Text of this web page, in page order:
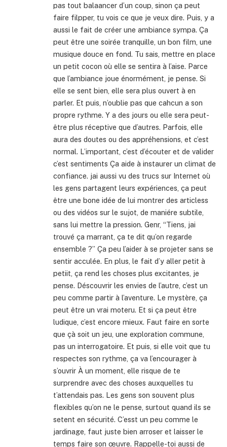
pas tout balaancer d’un coup, sinon ça peut
faire filpper, tu vois ce que je veux dire. Puis, y a
aussi le fait de créer une ambiance sympa. Ça
peut être une soirée tranquille, un bon film, une
musique douce en fond. Tu sais, mettre en place
un petit cocon où elle se sentira à l’aise. Parce
que l’ambiance joue énormément, je pense. Si
elle se sent bien, elle sera plus ouvert à en
parler. Et puis, n’oublie pas que cahcun a son
propre rythme. Y a des jours ou elle sera peut-
être plus réceptive que d’autres. Parfois, elle
aura des doutes ou des appréhensions, et c’est
normal. L’important, c’est d’écouter et de valider
c’est sentiments Ça aide à instaurer un climat de
confiance. jai aussi vu des trucs sur Internet où
les gens partagent leurs expériences, ça peut
être une bone idée de lui montrer des articless
ou des vidéos sur le sujot, de maniére subtile,
sans lui mettre la pression. Genr, “Tiens, jai
trouvé ça marrant, ça te dit qu’on regarde
ensemble ?” Ça peu l’aider à se projeter sans se
sentir acculée. En plus, le fait d’y aller petit à
petiit, ça rend les choses plus excitantes, je
pense. Déscouvrir les envies de l’autre, c’est un
peu comme partir à l’aventure. Le mystère, ça
peut être un vrai moteru. Et si ça peut être
ludique, c’est encore mieux. Faut faire en sorte
que çà soit un jeu, une exploration commune,
pas un interrogatoire. Et puis, si elle voit que tu
respectes son rythme, ça va l’encourager à
s’ouvrir À un moment, elle risque de te
surprendre avec des choses auxquelles tu
t’attendais pas. Les gens son souvent plus
flexibles qu’on ne le pense, surtout quand ils se
setent en sécurité. C’esst un peu comme le
jardinage, faut juste bien arroser et laisser le
temps faire son œuvre. Rappelle-toi aussi de